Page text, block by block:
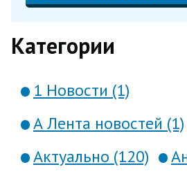
Категории
1 Новости (1)
А Лента новостей (1)
Актуально (120)